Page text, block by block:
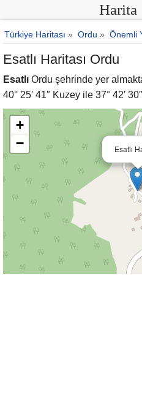
Harita
Türkiye Haritası » Ordu » Önemli
Esatlı Haritası Ordu
Esatlı Ordu şehrinde yer
40° 25′ 41″ Kuzey ile 37° 42′
Esatlı
+
−